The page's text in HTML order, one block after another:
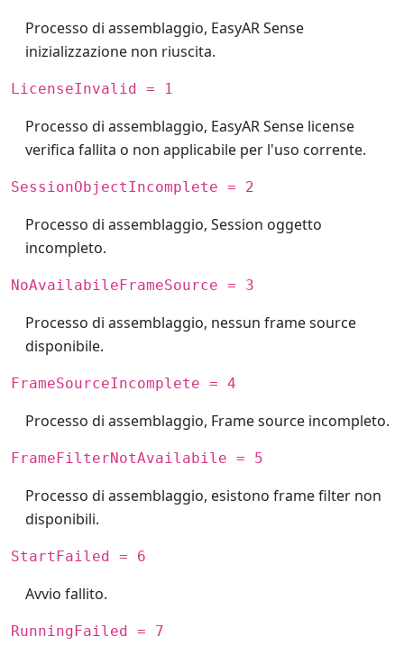
Processo di assemblaggio, EasyAR Sense
inizializzazione non riuscita.
LicenseInvalid = 1
Processo di assemblaggio, EasyAR Sense license
verifica fallita o non applicabile per l'uso corrente.
SessionObjectIncomplete = 2
Processo di assemblaggio, Session oggetto
incompleto.
NoAvailabileFrameSource = 3
Processo di assemblaggio, nessun frame source
disponibile.
FrameSourceIncomplete = 4
Processo di assemblaggio, Frame source incompleto.
FrameFilterNotAvailabile = 5
Processo di assemblaggio, esistono frame filter non
disponibili.
StartFailed = 6
Avvio fallito.
RunningFailed = 7